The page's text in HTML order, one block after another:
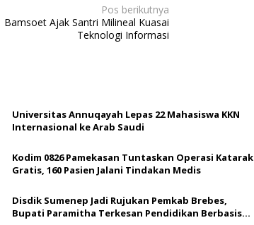
Pos berikutnya
Bamsoet Ajak Santri Milineal Kuasai
Teknologi Informasi
Universitas Annuqayah Lepas 22 Mahasiswa KKN
Internasional ke Arab Saudi
Kodim 0826 Pamekasan Tuntaskan Operasi Katarak
Gratis, 160 Pasien Jalani Tindakan Medis
Disdik Sumenep Jadi Rujukan Pemkab Brebes,
Bupati Paramitha Terkesan Pendidikan Berbasis